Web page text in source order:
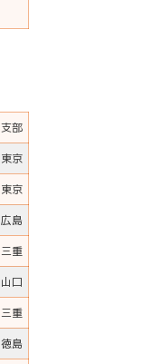
支部
東京
東京
広島
三重
山口
三重
徳島